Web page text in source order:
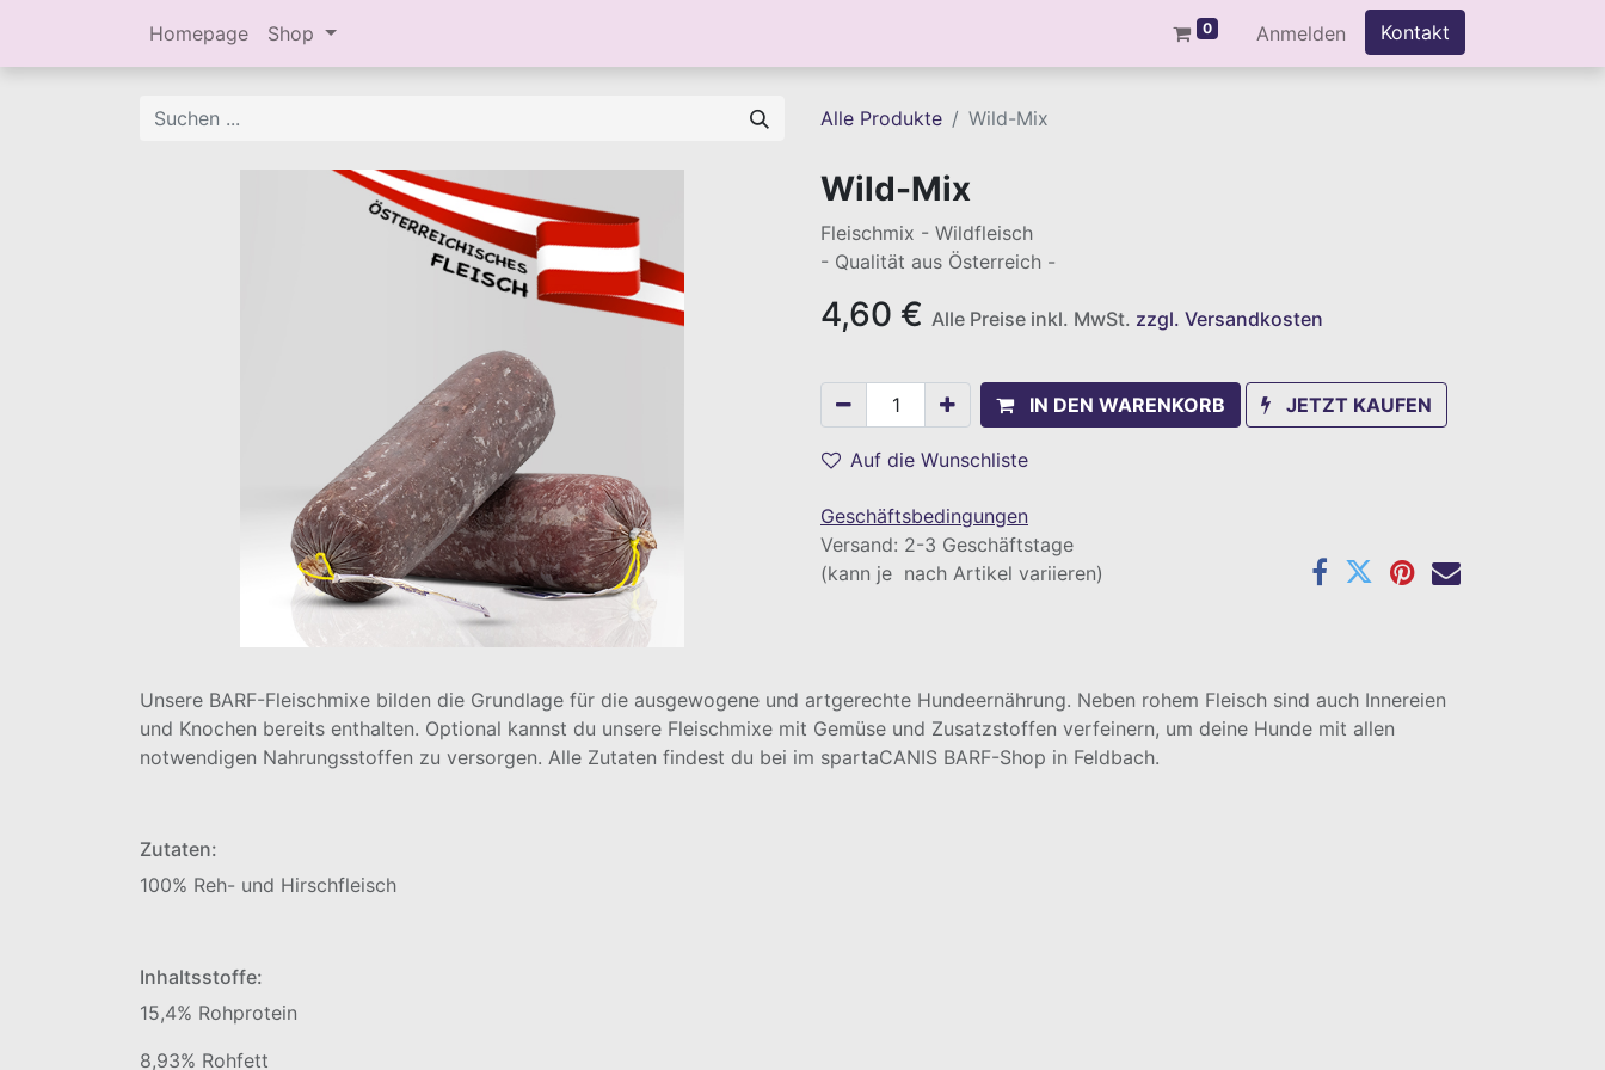
0 Anmelden Kontakt
Homepage Shop
Alle Produkte Wild-Mix
Wild-Mix
Fleischmix - Wildfleisch
- Qualität aus Österreich -
4,60 € Alle Preise inkl. MwSt. zzgl. Versandkosten
IN DEN WARENKORB JETZT KAUFEN
Auf die Wunschliste
Geschäftsbedingungen
Versand: 2-3 Geschäftstage
(kann je nach Artikel variieren)
Unsere BARF-Fleischmixe bilden die Grundlage für die ausgewogene und artgerechte Hundeernährung. Neben rohem Fleisch sind auch Innereien
und Knochen bereits enthalten. Optional kannst du unsere Fleischmixe mit Gemüse und Zusatzstoffen verfeinern, um deine Hunde mit allen
notwendigen Nahrungsstoffen zu versorgen. Alle Zutaten findest du bei im spartaCANIS BARF-Shop in Feldbach.
Zutaten:
100% Reh- und Hirschfleisch
Inhaltsstoffe:
15,4% Rohprotein
8,93% Rohfett